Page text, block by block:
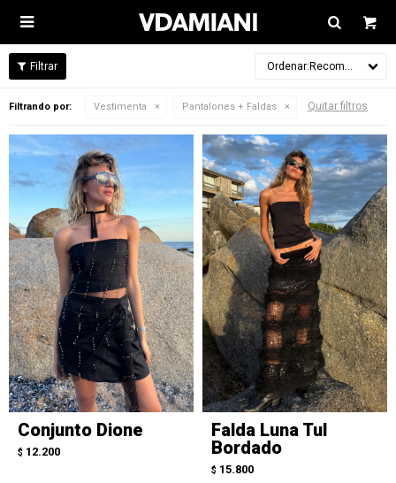

Recomendados
Filtrando por: Vestimenta Pantalones + Faldas Quitar filtros
Conjunto Dione
$ 12.200
Falda Luna Tul
Bordado
$ 15.800